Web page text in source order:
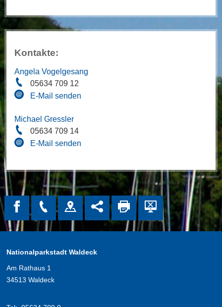
Kontakte:
Angela Vogelgesang
05634 709 12
E-Mail senden
Michael Gressler
05634 709 14
E-Mail senden
Nationalparkstadt Waldeck
Am Rathaus 1
34513 Waldeck